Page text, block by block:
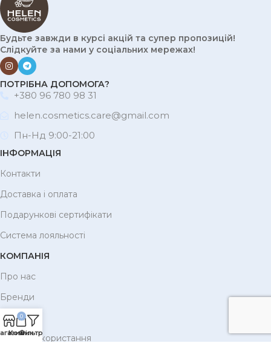
Будьте завжди в курсі акцій та супер пропозицій!
Слідкуйте за нами у соціальних мережах!
ПОТРІБНА ДОПОМОГА?
+380 96 780 98 31
helen.cosmetics.care@gmail.com
Пн-Нд 9:00-21:00
ІНФОРМАЦІЯ
Контакти
Доставка і оплата
Подарункові сертифікати
Система лояльності
КОМПАНІЯ
Про нас
Бренди
Корисне
Умови використання
0
Кошик
Фільтри